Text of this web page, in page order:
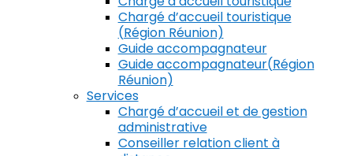
Chargé d’accueil touristique
(Région Réunion)
Guide accompagnateur
Guide accompagnateur(Région
Réunion)
Services
Chargé d’accueil et de gestion
administrative
Conseiller relation client à